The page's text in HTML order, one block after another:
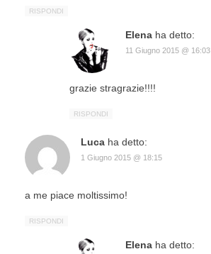
RISPONDI
Elena ha detto:
11 Giugno 2015 @ 16:03
grazie stragrazie!!!!
RISPONDI
Luca ha detto:
1 Giugno 2015 @ 18:15
a me piace moltissimo!
RISPONDI
Elena ha detto: